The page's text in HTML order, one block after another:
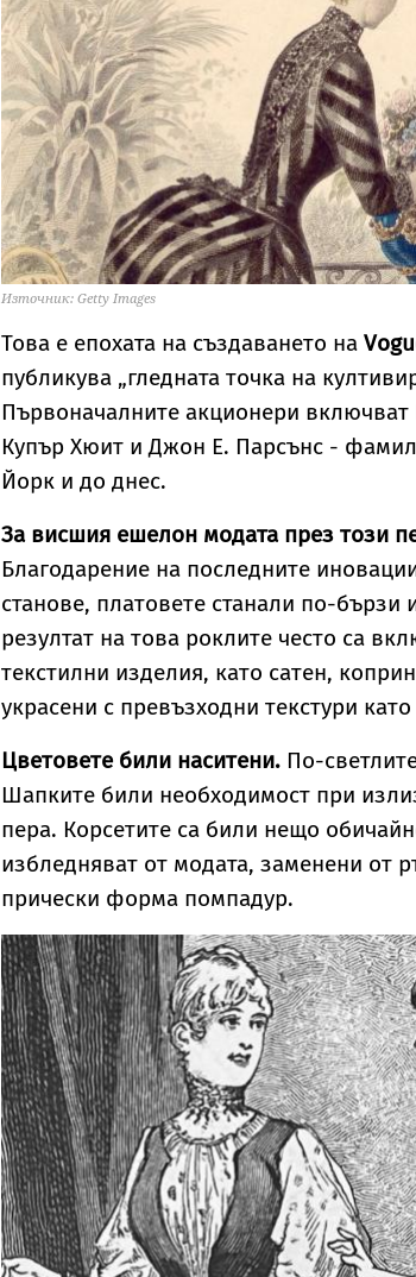
Източник: Getty Images
Това е епохата на създаването на
публикува „гледната точка на
Първоначалните акционери
Купър Хюит и Джон Е. Парсънс -
Йорк и до днес.
За висшия ешелон модата през този
Благодарение на последните
станове, платовете станали по-
резултат на това роклите често са
текстилни изделия, като сатен,
украсени с превъзходни текстури
Цветовете били наситени. По-
Шапките били необходимост при
пера. Корсетите са били нещо
избледняват от модата, заменени от
прически форма помпадур.